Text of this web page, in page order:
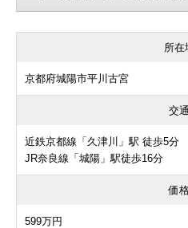
所在
京都府城陽市平川古宮
交通
近鉄京都線「久津川」駅 徒歩5分
JR奈良線「城陽」駅徒歩16分
価
599万円